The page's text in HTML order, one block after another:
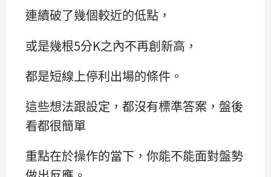
連續破了幾個較近的低點，
或是幾根5分K之內不再創新高，
都是短線上停利出場的條件。
這些想法跟設定，都沒有標準答案，盤後
看都很簡單
重點在於操作的當下，你能不能面對盤勢